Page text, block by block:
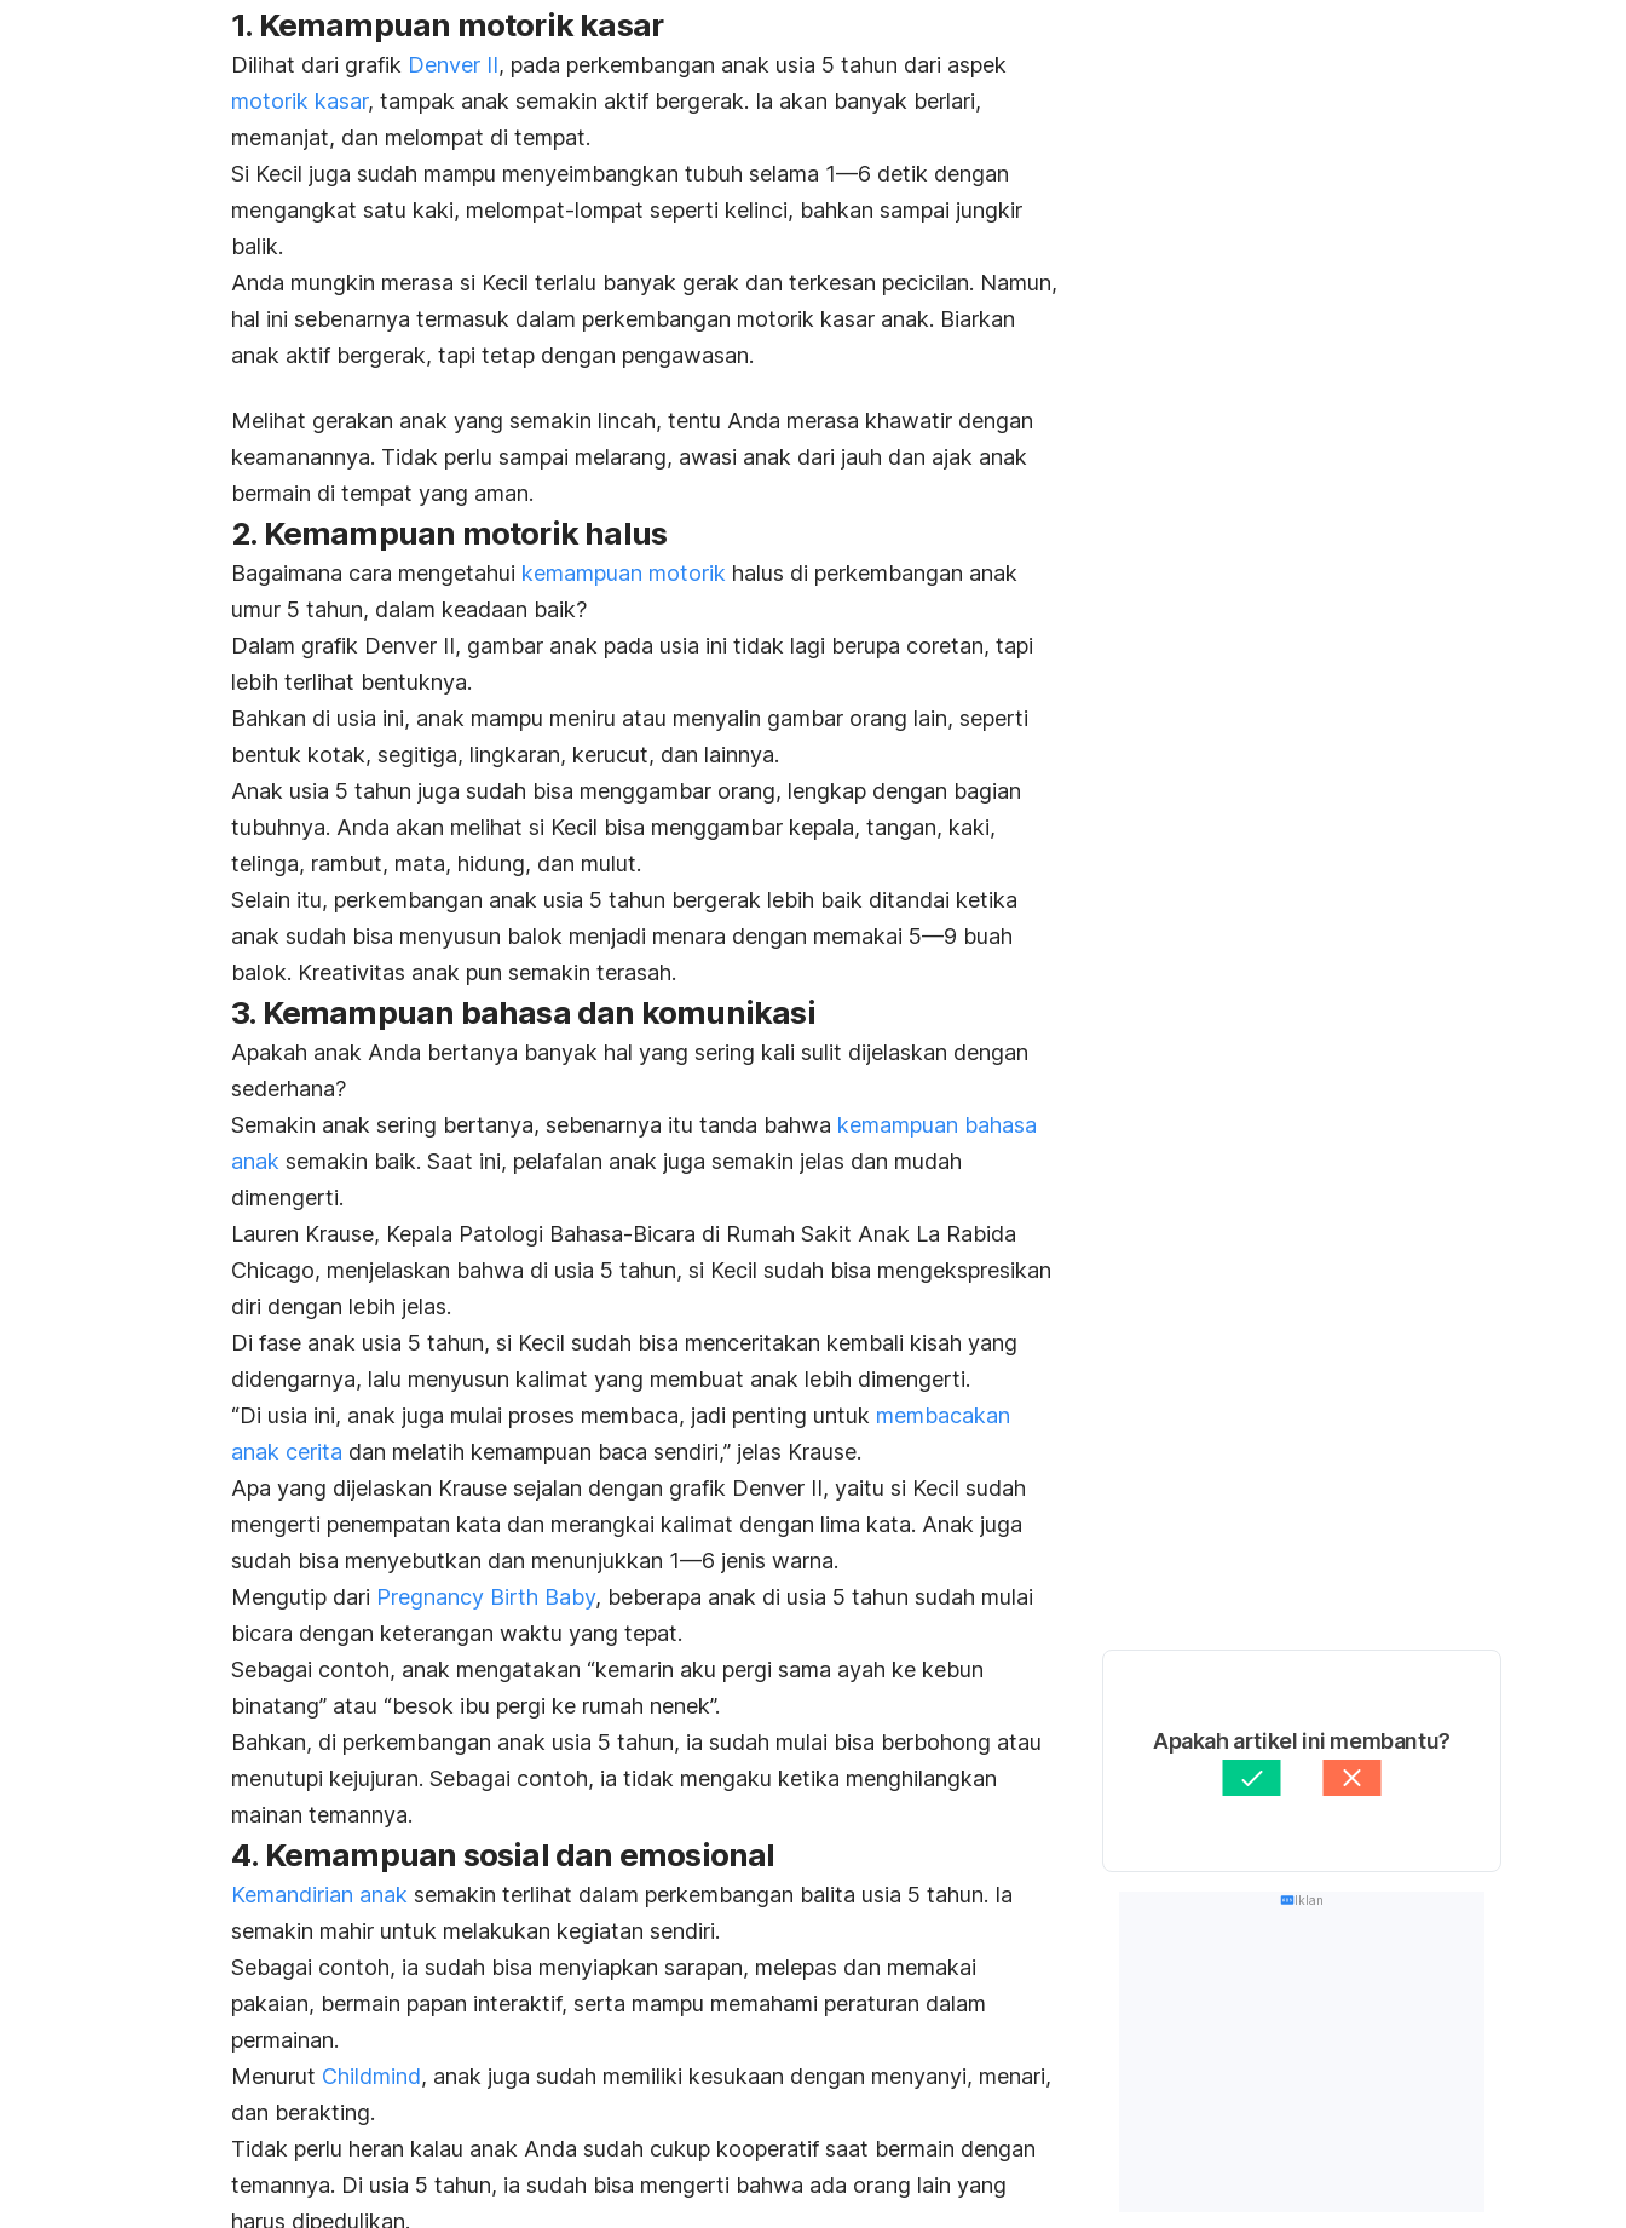
1. Kemampuan motorik kasar
Dilihat dari grafik Denver II, pada perkembangan anak usia 5 tahun dari aspek
motorik kasar, tampak anak semakin aktif bergerak. Ia akan banyak berlari,
memanjat, dan melompat di tempat.
Si Kecil juga sudah mampu menyeimbangkan tubuh selama 1—6 detik dengan
mengangkat satu kaki, melompat-lompat seperti kelinci, bahkan sampai jungkir
balik.
Anda mungkin merasa si Kecil terlalu banyak gerak dan terkesan pecicilan. Namun,
hal ini sebenarnya termasuk dalam perkembangan motorik kasar anak. Biarkan
anak aktif bergerak, tapi tetap dengan pengawasan.
Melihat gerakan anak yang semakin lincah, tentu Anda merasa khawatir dengan
keamanannya. Tidak perlu sampai melarang, awasi anak dari jauh dan ajak anak
bermain di tempat yang aman.
2. Kemampuan motorik halus
Bagaimana cara mengetahui kemampuan motorik halus di perkembangan anak
umur 5 tahun, dalam keadaan baik?
Dalam grafik Denver II, gambar anak pada usia ini tidak lagi berupa coretan, tapi
lebih terlihat bentuknya.
Bahkan di usia ini, anak mampu meniru atau menyalin gambar orang lain, seperti
bentuk kotak, segitiga, lingkaran, kerucut, dan lainnya.
Anak usia 5 tahun juga sudah bisa menggambar orang, lengkap dengan bagian
tubuhnya. Anda akan melihat si Kecil bisa menggambar kepala, tangan, kaki,
telinga, rambut, mata, hidung, dan mulut.
Selain itu, perkembangan anak usia 5 tahun bergerak lebih baik ditandai ketika
anak sudah bisa menyusun balok menjadi menara dengan memakai 5—9 buah
balok. Kreativitas anak pun semakin terasah.
3. Kemampuan bahasa dan komunikasi
Apakah anak Anda bertanya banyak hal yang sering kali sulit dijelaskan dengan
sederhana?
Semakin anak sering bertanya, sebenarnya itu tanda bahwa kemampuan bahasa
anak semakin baik. Saat ini, pelafalan anak juga semakin jelas dan mudah
dimengerti.
Lauren Krause, Kepala Patologi Bahasa-Bicara di Rumah Sakit Anak La Rabida
Chicago, menjelaskan bahwa di usia 5 tahun, si Kecil sudah bisa mengekspresikan
diri dengan lebih jelas.
Di fase anak usia 5 tahun, si Kecil sudah bisa menceritakan kembali kisah yang
didengarnya, lalu menyusun kalimat yang membuat anak lebih dimengerti.
“Di usia ini, anak juga mulai proses membaca, jadi penting untuk membacakan
anak cerita dan melatih kemampuan baca sendiri,” jelas Krause.
Apa yang dijelaskan Krause sejalan dengan grafik Denver II, yaitu si Kecil sudah
mengerti penempatan kata dan merangkai kalimat dengan lima kata. Anak juga
sudah bisa menyebutkan dan menunjukkan 1—6 jenis warna.
Mengutip dari Pregnancy Birth Baby, beberapa anak di usia 5 tahun sudah mulai
bicara dengan keterangan waktu yang tepat.
Sebagai contoh, anak mengatakan “kemarin aku pergi sama ayah ke kebun
binatang” atau “besok ibu pergi ke rumah nenek”.
Bahkan, di perkembangan anak usia 5 tahun, ia sudah mulai bisa berbohong atau
menutupi kejujuran. Sebagai contoh, ia tidak mengaku ketika menghilangkan
mainan temannya.
4. Kemampuan sosial dan emosional
Kemandirian anak semakin terlihat dalam perkembangan balita usia 5 tahun. Ia
semakin mahir untuk melakukan kegiatan sendiri.
Sebagai contoh, ia sudah bisa menyiapkan sarapan, melepas dan memakai
pakaian, bermain papan interaktif, serta mampu memahami peraturan dalam
permainan.
Menurut Childmind, anak juga sudah memiliki kesukaan dengan menyanyi, menari,
dan berakting.
Tidak perlu heran kalau anak Anda sudah cukup kooperatif saat bermain dengan
temannya. Di usia 5 tahun, ia sudah bisa mengerti bahwa ada orang lain yang
harus dipedulikan.
Apakah artikel ini membantu?
Iklan